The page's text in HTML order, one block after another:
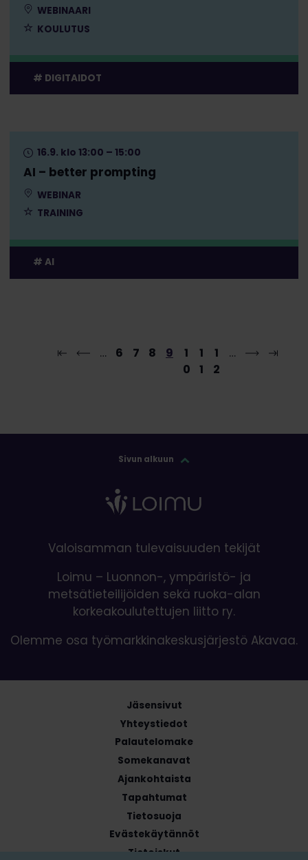
WEBINAARI
KOULUTUS
DIGITAIDOT
AI – better prompting
16.9. klo 13:00 – 15:00
WEBINAR
TRAINING
AI
… 6 7 8 9
1
0
1
1
1
2
…
Sivun alkuun
Valoisamman tulevaisuuden tekijät
Loimu – Luonnon-, ympäristö- ja
metsätieteilijöiden sekä ruoka-alan
korkeakoulutettujen liitto ry.
Olemme osa työmarkkinakeskusjärjestö Akavaa.
Jäsensivut
Yhteystiedot
Palautelomake
Somekanavat
Ajankohtaista
Tapahtumat
Tietosuoja
Evästekäytännöt
Tietoiskut